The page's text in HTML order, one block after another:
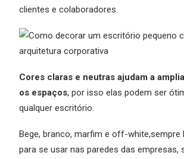
clientes e colaboradores.
Cores claras e neutras ajudam a
os espaços, por isso elas podem ser
qualquer escritório.
Bege, branco, marfim e off-white,sempre
para se usar nas paredes das empresas,